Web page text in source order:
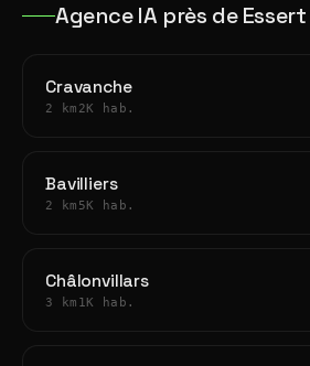
Agence IA près de Essert
Cravanche
2 km 2K hab.
Bavilliers
2 km 5K hab.
Châlonvillars
3 km 1K hab.